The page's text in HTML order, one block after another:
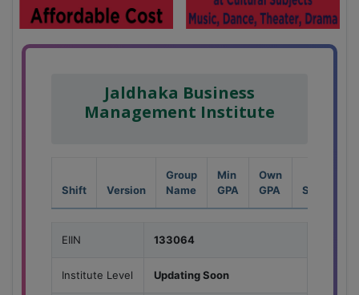
Jaldhaka Business
Management Institute
Shift Version
Group
Name
Min
GPA
Own
GPA
Seat
EIIN 133064
Institute Level Updating Soon